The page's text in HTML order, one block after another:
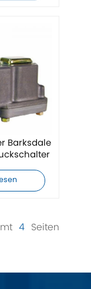
Barksdale
4 Seiten